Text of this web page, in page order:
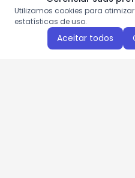
Utilizamos cookies para
estatísticas de uso.
Aceitar todos